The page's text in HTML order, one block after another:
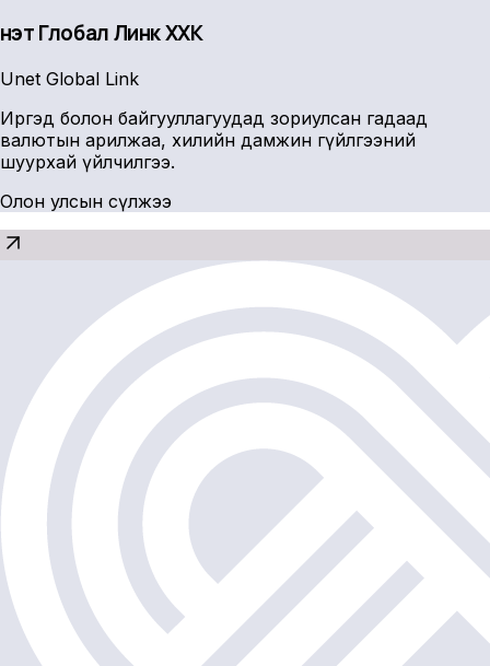
Үнэт Глобал Линк ХХК
Unet Global Link
Иргэд болон байгууллагуудад зориулсан гадаад
валютын арилжаа, хилийн дамжин гүйлгээний
шуурхай үйлчилгээ.
Олон улсын сүлжээ